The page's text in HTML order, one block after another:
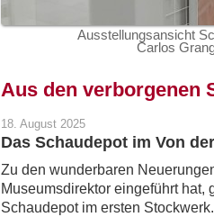
Ausstellungsansicht
Carlos
Aus den verborgenen
18. August 2025
Das Schaudepot im Von
Zu den wunderbaren
Museumsdirektor eingeführt hat,
Schaudepot im ersten